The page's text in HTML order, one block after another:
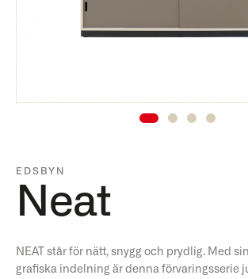
EDSBYN
Neat
NEAT står för nätt, snygg och prydlig. Med
grafiska indelning är denna förvaringsserie